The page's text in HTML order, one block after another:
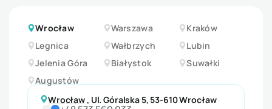
Wrocław Warszawa
Kraków
Legnica
Wałbrzych
Lubin
Jelenia Góra
Białystok
Suwałki
Augustów
Wrocław, Ul. Góralska 5, 53-610 Wrocław